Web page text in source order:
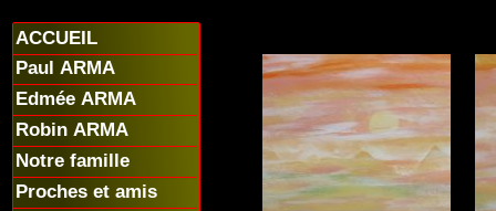
ACCUEIL
Paul ARMA
Edmée ARMA
Robin ARMA
Notre famille
Proches et amis